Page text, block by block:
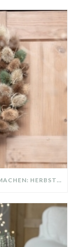
KRANZ AUS WILDEN KARDE SELBER MACHEN: HERBSTDEKO GANZ EINFACH